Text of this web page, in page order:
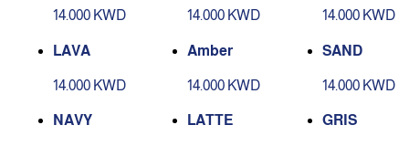
14.000 KWD 14.000 KWD 14.000 KWD
LAVA
14.000 KWD
Amber
14.000 KWD
SAND
14.000 KWD
NAVY LATTE GRIS